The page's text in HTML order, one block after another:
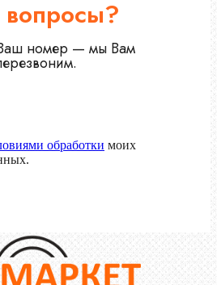
вопросы?
Ваш номер — мы Вам
обработки моих